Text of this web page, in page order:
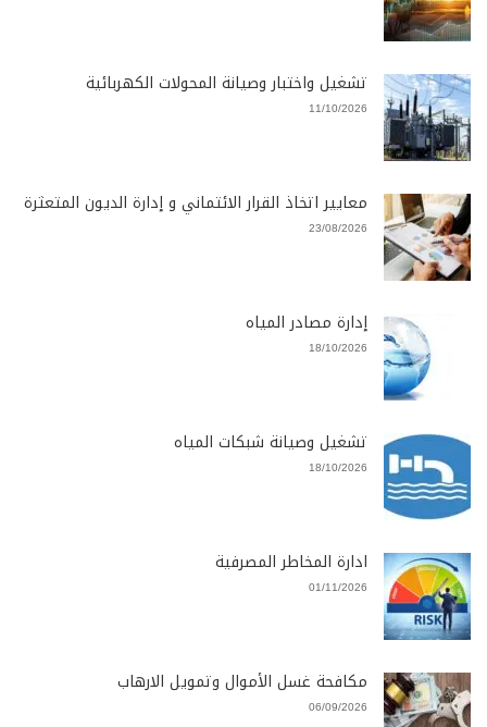
تشغيل واختبار وصيانة المحولات الكهربائية
11/10/2026
معايير اتخاذ القرار الائتماني و إدارة الديون المتعثرة
23/08/2026
إدارة مصادر المياه
18/10/2026
تشغيل وصيانة شبكات المياه
18/10/2026
ادارة المخاطر المصرفية
01/11/2026
مكافحة غسل الأموال وتمويل الارهاب
06/09/2026